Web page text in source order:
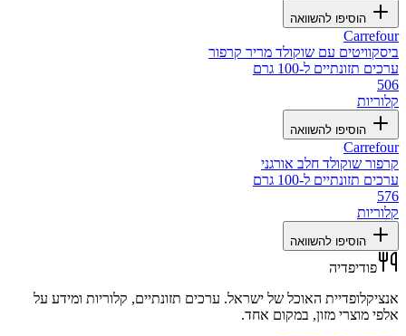
הוסיפו להשוואה
Carrefour
ביסקוויטים עם שוקולד מריר קרפור
ערכים תזונתיים ל-100 גרם
506
קלוריות
הוסיפו להשוואה
Carrefour
קרפור שוקולד חלב אורגני
ערכים תזונתיים ל-100 גרם
576
קלוריות
הוסיפו להשוואה
פודיפדיה
אנציקלופדיית האוכל של ישראל. ערכים תזונתיים, קלוריות ומידע על
אלפי מוצרי מזון, במקום אחד.